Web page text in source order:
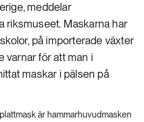
meddelar
riksmuseet. Maskarna har
på importerade växter
varnar för att man i
maskar i pälsen på
är hammarhuvudmasken